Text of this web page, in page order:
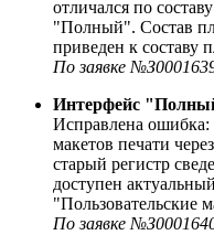
отличался по
"Полный". Состав
приведен к составу
По заявке
Интерфейс
Исправлена ошибка:
макетов печати
старый регистр
доступен
"Пользовательские
По заявке